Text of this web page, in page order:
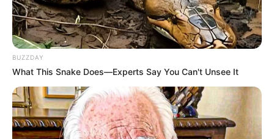
BUZZDAY
What This Snake Does—Experts Say You Can't Unsee It